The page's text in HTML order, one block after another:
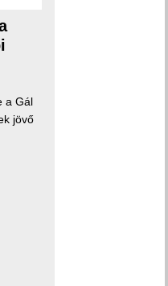
a Gál
jövő